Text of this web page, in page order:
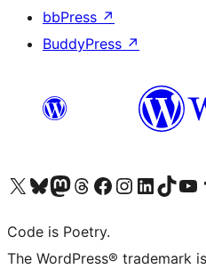
bbPress ↗
BuddyPress ↗
ຢ້ຽມຊົມບັນຊີ X (ຊື່ເກົ່າ Twitter) ຂອງພວກເຮົາຢ້ຽມຊົມບັນຊີ Bluesky ຂອງພວກເຮົາຢ້ຽມຊົມບັນຊີ Mastodon ຂອງພວກເຮົາຢ້ຽມຊົມບັນຊີ Threads ຂອງພວກເຮົາຢ້ຽມຊົມໜ້າ Facebook ຂອງພວກເຮົາຢ້ຽມຊົມບັນຊີ Instagram ຂອງພວກເຮົາຢ້ຽມຊົມບັນຊີ LinkedIn ຂອງພວກເຮົາຢ້ຽມຊົມບັນຊີ TikTok ຂອງພວກເຮົາຢ້ຽມຊົມຊ່ອງ YouTube ຂຢ້ຽ
Code is Poetry.
The WordPress® trademark